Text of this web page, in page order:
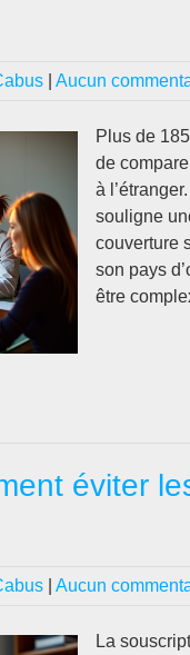
Aucun
Plus de
de
à
souligne
couverture
son pays
être
éviter
Aucun
La